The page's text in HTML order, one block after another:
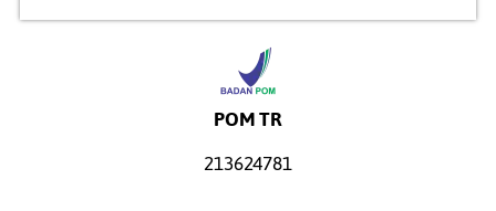
POM TR
213624781